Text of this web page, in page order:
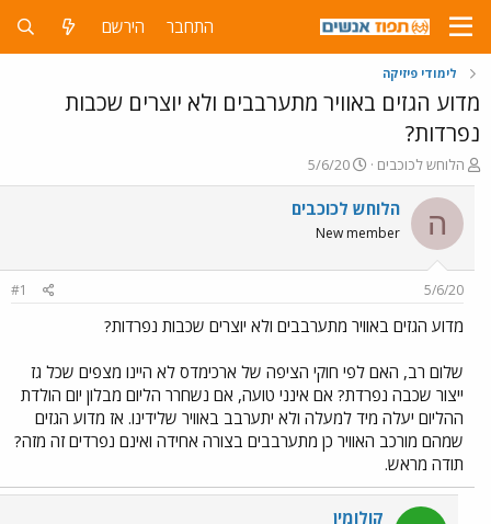
התחבר הירשם
לימודי פיזיקה
מדוע הגזים באוויר מתערבבים ולא יוצרים שכבות
נפרדות?
פ
ו
ת
ח
ה
ו
ש
א
הלוחש לכוכבים
פ
ו
ר
ם
ר
5/6/20
ה הלוחש לכוכבים
New member
5/6/20
#1
מדוע הגזים באוויר מתערבבים ולא יוצרים שכבות נפרדות?
שלום רב, האם לפי חוקי הציפה של ארכימדס לא היינו מצפים שכל גז
ייצור שכבה נפרדת? אם אינני טועה, אם נשחרר הליום מבלון יום הולדת
ההליום יעלה מיד למעלה ולא יתערבב באוויר שלידינו. אז מדוע הגזים
שמהם מורכב האוויר כן מתערבבים בצורה אחידה ואינם נפרדים זה מזה?
תודה מראש.
קולומין